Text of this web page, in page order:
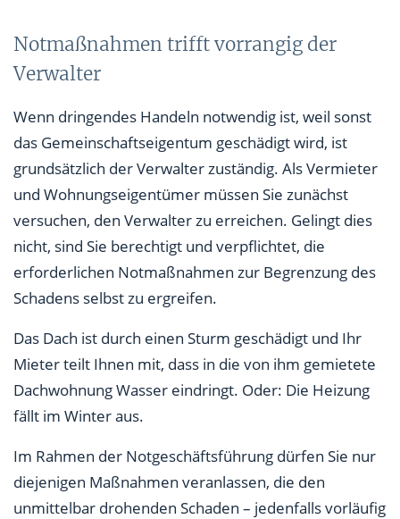
Notmaßnahmen trifft vorrangig der
Verwalter
Wenn dringendes Handeln notwendig ist, weil sonst
das Gemeinschaftseigentum geschädigt wird, ist
grundsätzlich der Verwalter zuständig. Als Vermieter
und Wohnungseigentümer müssen Sie zunächst
versuchen, den Verwalter zu erreichen. Gelingt dies
nicht, sind Sie berechtigt und verpflichtet, die
erforderlichen Notmaßnahmen zur Begrenzung des
Schadens selbst zu ergreifen.
Das Dach ist durch einen Sturm geschädigt und Ihr
Mieter teilt Ihnen mit, dass in die von ihm gemietete
Dachwohnung Wasser eindringt. Oder: Die Heizung
fällt im Winter aus.
Im Rahmen der Notgeschäftsführung dürfen Sie nur
diejenigen Maßnahmen veranlassen, die den
unmittelbar drohenden Schaden – jedenfalls vorläufig